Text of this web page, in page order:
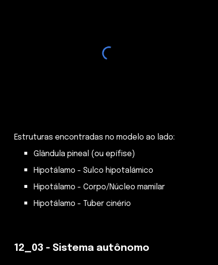
Estruturas encontradas no modelo ao lado:
Glândula pineal (ou epífise)
Hipotálamo - Sulco hipotalámico
Hipotálamo - Corpo/Núcleo mamilar
Hipotálamo - Tuber cinério
12_03 - Sistema autônomo